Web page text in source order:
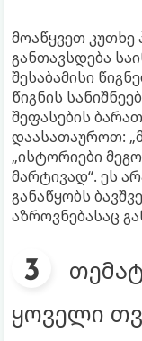
მოაწყვეთ
განთავსდება
შესაბამისი
წიგნის
შეფასების
დაასათაუროთ:
„ისტორიები
მარტივად“. ეს
განაწყობს
აზროვნებასაც
ყოველი